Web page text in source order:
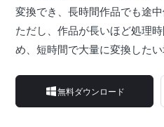
変換でき、長時間作品でも途
ただし、作品が長いほど処理
め、短時間で大量に変換したい
無料ダウンロード